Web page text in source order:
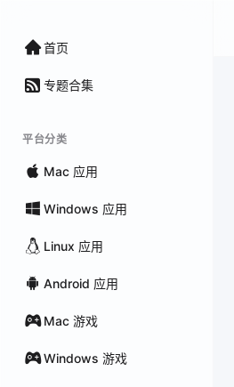
首页
专题合集
平台分类
Mac 应用
Windows 应用
Linux 应用
Android 应用
Mac 游戏
Windows 游戏